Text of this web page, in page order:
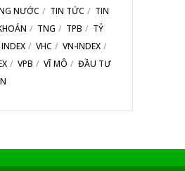
NƯỚC TIN TỨC
TIN
TNG TPB
TỶ
VHC
VN-INDEX
VPB VĨ MÔ
ĐẦU TƯ